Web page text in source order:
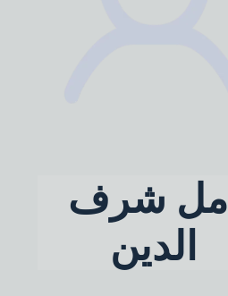
أمل شرف
الدين